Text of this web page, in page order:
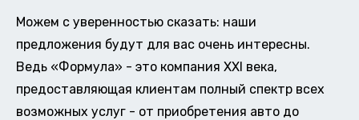
Можем с уверенностью сказать: наши
предложения будут для вас очень интересны.
Ведь «Формула» - это компания XXI века,
предоставляющая клиентам полный спектр всех
возможных услуг - от приобретения авто до